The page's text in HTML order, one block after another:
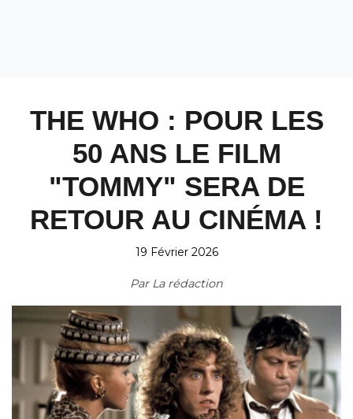
THE WHO : POUR LES
50 ANS LE FILM
"TOMMY" SERA DE
RETOUR AU CINÉMA !
19 Février 2026
Par La rédaction